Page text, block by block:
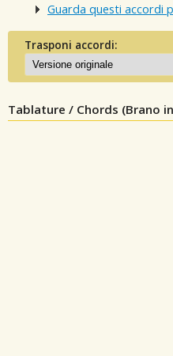
Guarda questi accordi
Trasponi accordi:
Tablature / Chords (Brano